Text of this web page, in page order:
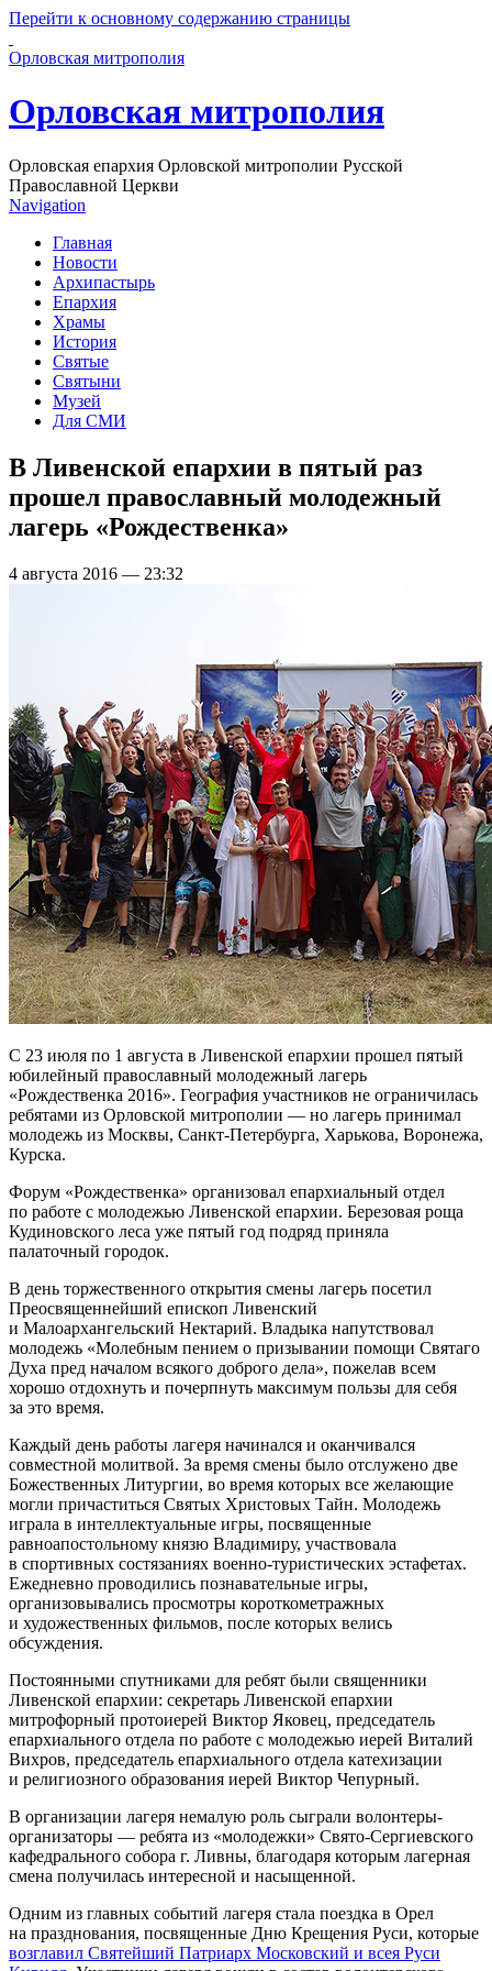
Перейти к основному содержанию страницы
Орловская митрополия
Орловская митрополия
Орловская епархия Орловской митрополии Русской
Православной Церкви
Navigation
Главная
Новости
Архипастырь
Епархия
Храмы
История
Святые
Святыни
Музей
Для СМИ
В Ливенской епархии в пятый раз
прошел православный молодежный
лагерь «Рождественка»
4 августа 2016 — 23:32
С 23 июля по 1 августа в Ливенской епархии прошел пятый
юбилейный православный молодежный лагерь
«Рождественка 2016». География участников не ограничилась
ребятами из Орловской митрополии — но лагерь принимал
молодежь из Москвы, Санкт-Петербурга, Харькова, Воронежа,
Курска.
Форум «Рождественка» организовал епархиальный отдел
по работе с молодежью Ливенской епархии. Березовая роща
Кудиновского леса уже пятый год подряд приняла
палаточный городок.
В день торжественного открытия смены лагерь посетил
Преосвященнейший епископ Ливенский
и Малоархангельский Нектарий. Владыка напутствовал
молодежь «Молебным пением о призывании помощи Святаго
Духа пред началом всякого доброго дела», пожелав всем
хорошо отдохнуть и почерпнуть максимум пользы для себя
за это время.
Каждый день работы лагеря начинался и оканчивался
совместной молитвой. За время смены было отслужено две
Божественных Литургии, во время которых все желающие
могли причаститься Святых Христовых Тайн. Молодежь
играла в интеллектуальные игры, посвященные
равноапостольному князю Владимиру, участвовала
в спортивных состязаниях военно-туристических эстафетах.
Ежедневно проводились познавательные игры,
организовывались просмотры короткометражных
и художественных фильмов, после которых велись
обсуждения.
Постоянными спутниками для ребят были священники
Ливенской епархии: секретарь Ливенской епархии
митрофорный протоиерей Виктор Яковец, председатель
епархиального отдела по работе с молодежью иерей Виталий
Вихров, председатель епархиального отдела катехизации
и религиозного образования иерей Виктор Чепурный.
В организации лагеря немалую роль сыграли волонтеры-
организаторы — ребята из «молодежки» Свято-Сергиевского
кафедрального собора г. Ливны, благодаря которым лагерная
смена получилась интересной и насыщенной.
Одним из главных событий лагеря стала поездка в Орел
на празднования, посвященные Дню Крещения Руси, которые
возглавил Святейший Патриарх Московский и всея Руси